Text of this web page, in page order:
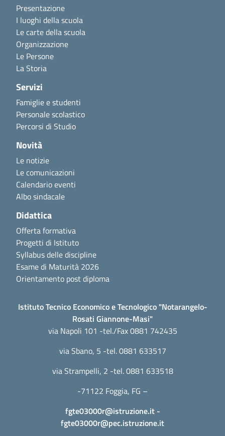
Presentazione
I luoghi della scuola
Le carte della scuola
Organizzazione
Le Persone
La Storia
Servizi
Famiglie e studenti
Personale scolastico
Percorsi di Studio
Novità
Le notizie
Le comunicazioni
Calendario eventi
Albo sindacale
Didattica
Offerta formativa
Progetti di Istituto
Syllabus delle discipline
Esame di Maturità 2026
Orientamento post diploma
Istituto Tecnico Economico e Tecnologico "Notarangelo-
Rosati Giannone-Masi"
via Napoli 101 -tel./Fax 0881 742435
via Sbano, 5 -tel. 0881 633517
via Strampelli, 2 -tel. 0881 633518
-71122 Foggia, FG –
fgte03000r@istruzione.it-
fgte03000r@pec.istruzione.it